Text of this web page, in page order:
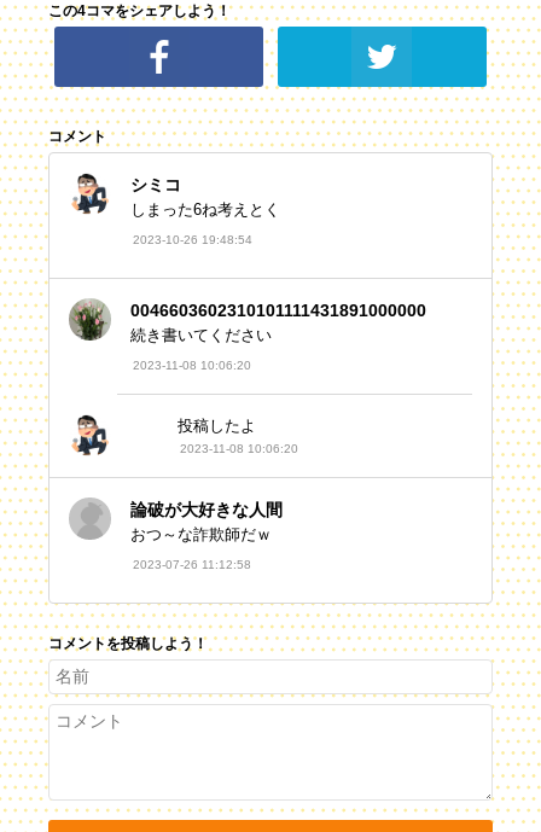
この4コマをシェアしよう！
コメント
シミコ
しまった6ね考えとく
2023-10-26 19:48:54
0046603602310101111431891000000
続き書いてください
2023-11-08 10:06:20
投稿したよ
2023-11-08 10:06:20
論破が大好きな人間
おつ～な詐欺師だｗ
2023-07-26 11:12:58
コメントを投稿しよう！